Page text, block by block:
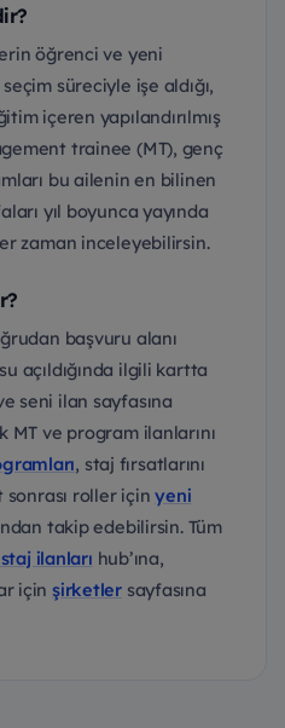
öğrenci ve yeni
süreciyle işe aldığı,
içeren yapılandırılmış
trainee (MT), genç
bu ailenin en bilinen
yıl boyunca yayında
zaman inceleyebilirsin.
başvuru alanı
açıldığında ilgili kartta
seni ilan sayfasına
MT ve program ilanlarını
, staj fırsatlarını
sonrası roller içinyeni
takip edebilirsin. Tüm
ilanları hub’ına,
içinşirketler sayfasına